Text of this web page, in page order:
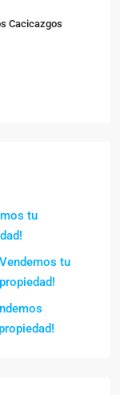
Cacicazgos
tu
Vendemos tu
propiedad!